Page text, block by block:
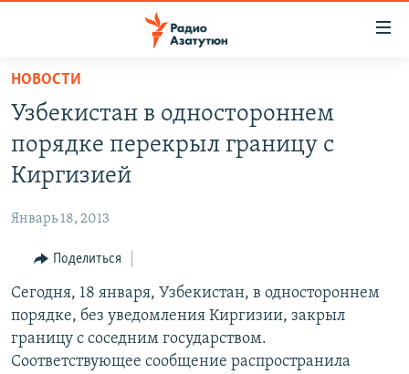
Перейти
основному
содержанию
Перейти
основной
навигации
Перейти
поиску
ГЛАВНАЯ
ПОЛИТИКА
ЭКОНОМИКА
РЕГИОН
НАГОРНЫЙ КАРАБАХ
КУЛЬТУРА
СПОРТ
НОВОСТИ
Узбекистан в одностороннем
порядке перекрыл границу с
Киргизией
Январь 18, 2013
Поделиться
Сегодня, 18 января, Узбекистан, в одностороннем
порядке, без уведомления Киргизии, закрыл
границу с соседним государством.
Соответствующее сообщение распространила